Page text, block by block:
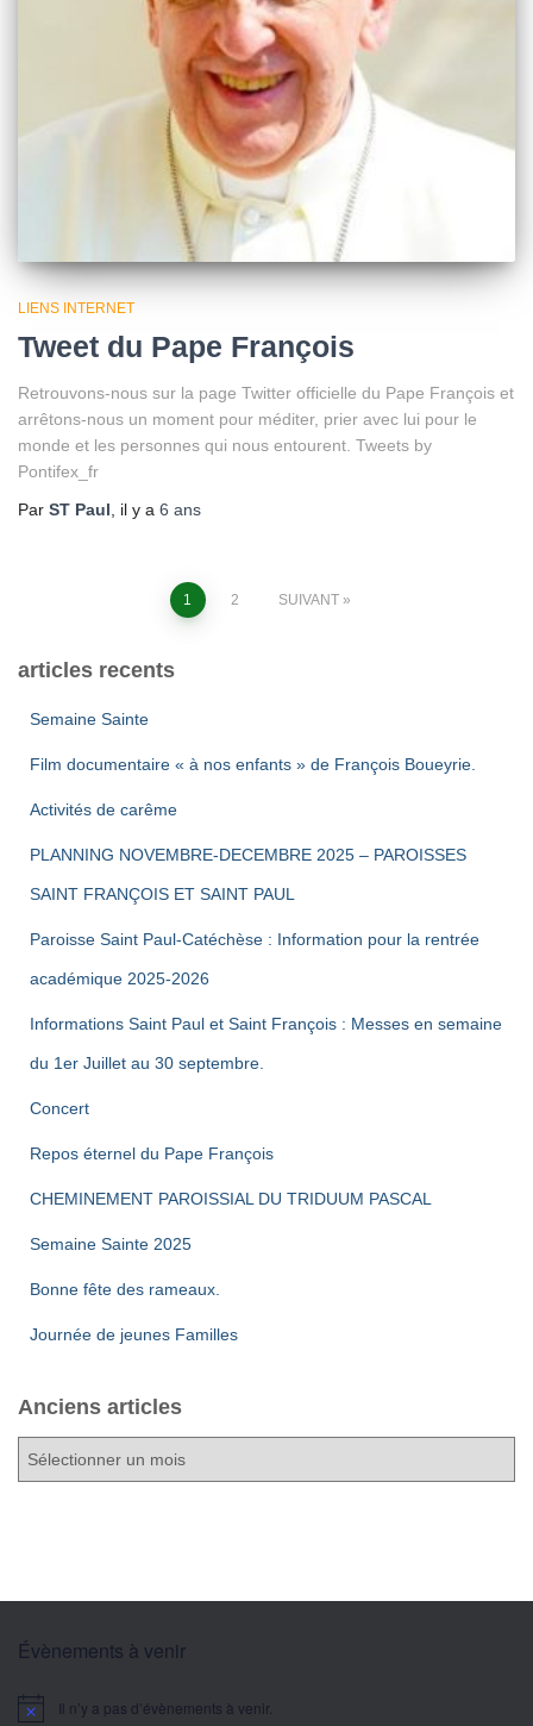
LIENS INTERNET
Tweet du Pape François
Retrouvons-nous sur la page Twitter officielle du Pape François et
arrêtons-nous un moment pour méditer, prier avec lui pour le
monde et les personnes qui nous entourent. Tweets by
Pontifex_fr
Par ST Paul , il y a 6 ans
Pagination
des
publications
1 2 SUIVANT
articles recents
Semaine Sainte
Film documentaire « à nos enfants » de François Boueyrie.
Activités de carême
PLANNING NOVEMBRE-DECEMBRE 2025 – PAROISSES
SAINT FRANÇOIS ET SAINT PAUL
Paroisse Saint Paul-Catéchèse : Information pour la rentrée
académique 2025-2026
Informations Saint Paul et Saint François : Messes en semaine
du 1er Juillet au 30 septembre.
Concert
Repos éternel du Pape François
CHEMINEMENT PAROISSIAL DU TRIDUUM PASCAL
Semaine Sainte 2025
Bonne fête des rameaux.
Journée de jeunes Familles
Anciens articles
s
rÉvènements à venir
Notice Il n’y a pas d’évènements à venir.